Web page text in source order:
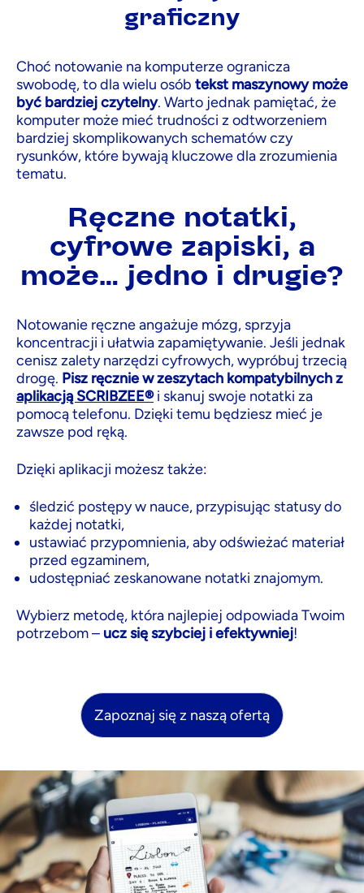
graficzny
Choć notowanie na komputerze ogranicza
swobodę, to dla wielu osób tekst maszynowy może
być bardziej czytelny. Warto jednak pamiętać, że
komputer może mieć trudności z odtworzeniem
bardziej skomplikowanych schematów czy
rysunków, które bywają kluczowe dla zrozumienia
tematu.
Ręczne notatki,
cyfrowe zapiski, a
może… jedno i drugie?
Notowanie ręczne angażuje mózg, sprzyja
koncentracji i ułatwia zapamiętywanie. Jeśli jednak
cenisz zalety narzędzi cyfrowych, wypróbuj trzecią
drogę. Pisz ręcznie w zeszytach kompatybilnych z
aplikacją SCRIBZEE®i skanuj swoje notatki za
pomocą telefonu. Dzięki temu będziesz mieć je
zawsze pod ręką.
Dzięki aplikacji możesz także:
śledzić postępy w nauce, przypisując statusy do
każdej notatki,
ustawiać przypomnienia, aby odświeżać materiał
przed egzaminem,
udostępniać zeskanowane notatki znajomym.
Wybierz metodę, która najlepiej odpowiada Twoim
potrzebom – ucz się szybciej i efektywniej!